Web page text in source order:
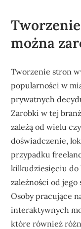
można
Tworzenie stron
popularności w
prywatnych
Zarobki w tej
zależą od wielu
doświadczenie,
przypadku
kilkudziesięciu do
zależności od
Osoby pracujące
interaktywnych
które również